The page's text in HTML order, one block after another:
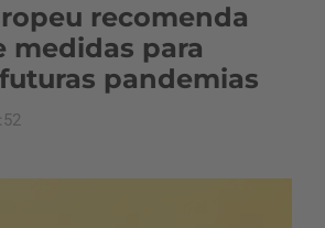
recomenda
medidas para
pandemias